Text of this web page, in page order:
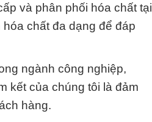
và phân phối hóa chất tại
chất đa dạng để đáp
ngành công nghiệp,
kết của chúng tôi là đảm
hàng.